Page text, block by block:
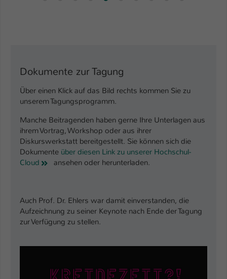
Dokumente zur Tagung
Über einen Klick auf das Bild rechts kommen Sie zu
unserem Tagungsprogramm.
Manche Beitragenden haben gerne Ihre Unterlagen aus
ihrem Vortrag, Workshop oder aus ihrer
Diskurswerkstatt bereitgestellt. Sie können sich die
Dokumente über diesen Link zu unserer Hochschul-
Cloud
ansehen oder herunterladen.
Auch Prof. Dr. Ehlers war damit einverstanden, die
Aufzeichnung zu seiner Keynote nach Ende der Tagung
zur Verfügung zu stellen.